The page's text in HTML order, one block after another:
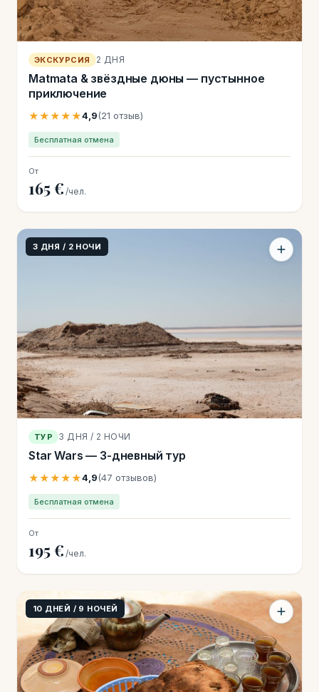
ЭКСКУРСИЯ 2 ДНЯ
Matmata & звёздные дюны — пустынное
приключение
★★★★★4,9(21 отзыв)
Бесплатная отмена
От
165 € /чел.
3 ДНЯ / 2 НОЧИ
ТУР 3 ДНЯ / 2 НОЧИ
Star Wars — 3-дневный тур
★★★★★4,9(47 отзывов)
Бесплатная отмена
От
195 € /чел.
10 ДНЕЙ / 9 НОЧЕЙ